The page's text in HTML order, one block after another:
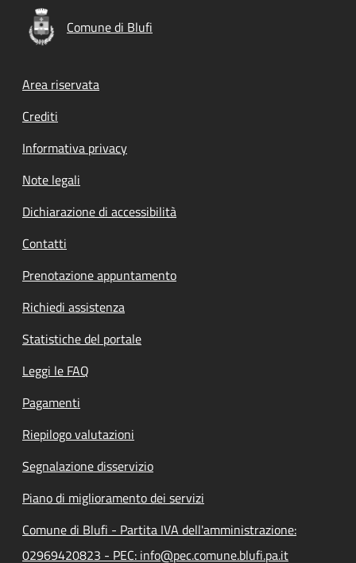
Comune di Blufi
Footer menu
Area riservata
Crediti
Informativa privacy
Note legali
Dichiarazione di accessibilità
Contatti
Prenotazione appuntamento
Richiedi assistenza
Statistiche del portale
Leggi le FAQ
Pagamenti
Riepilogo valutazioni
Segnalazione disservizio
Piano di miglioramento dei servizi
Comune di Blufi - Partita IVA dell'amministrazione:
02969420823 - PEC: info@pec.comune.blufi.pa.it